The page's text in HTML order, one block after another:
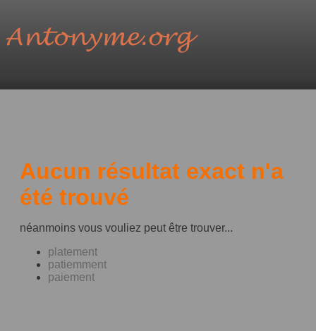
Aucun résultat exact n'a
été trouvé
néanmoins vous vouliez peut être trouver...
platement
patiemment
paiement